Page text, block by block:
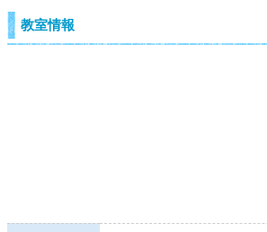
教室情報